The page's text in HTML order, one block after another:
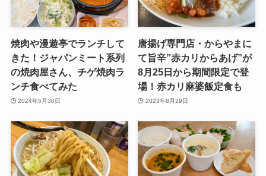
焼肉や漫遊亭でランチして
きた！ジャパンミート系列
の焼肉屋さん、チゲ焼肉ラ
ンチ食べてみた
2024年5月30日
唐揚げ専門店・からやまに
て旨辛”赤カリからあげ”が
8月25日から期間限定で登
場！赤カリ麻婆飯定食も
2023年8月29日